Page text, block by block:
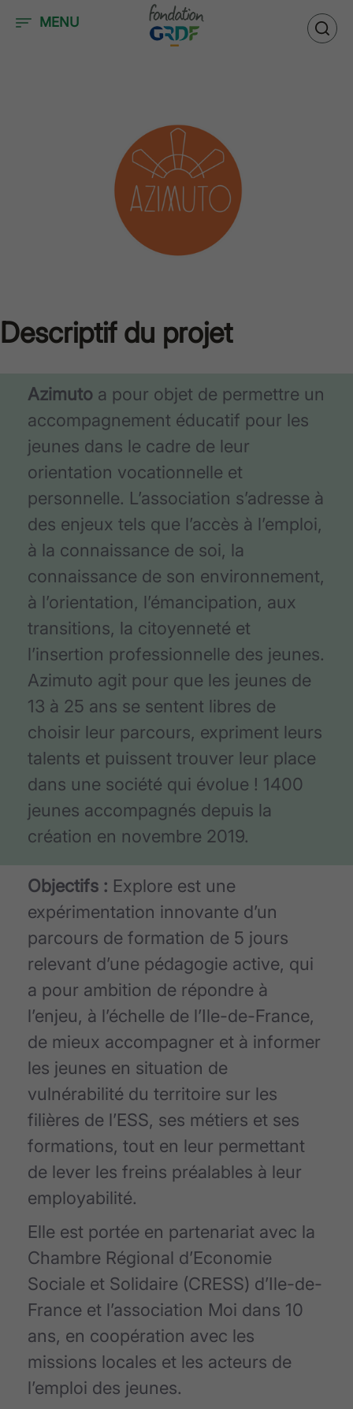
MENU
Descriptif du projet
Azimuto a pour objet de permettre un
accompagnement éducatif pour les
jeunes dans le cadre de leur
orientation vocationnelle et
personnelle. L’association s’adresse à
des enjeux tels que l’accès à l’emploi,
à la connaissance de soi, la
connaissance de son environnement,
à l’orientation, l’émancipation, aux
transitions, la citoyenneté et
l’insertion professionnelle des jeunes.
Azimuto agit pour que les jeunes de
13 à 25 ans se sentent libres de
choisir leur parcours, expriment leurs
talents et puissent trouver leur place
dans une société qui évolue ! 1400
jeunes accompagnés depuis la
création en novembre 2019.
Objectifs : Explore est une
expérimentation innovante d’un
parcours de formation de 5 jours
relevant d’une pédagogie active, qui
a pour ambition de répondre à
l’enjeu, à l’échelle de l’Ile-de-France,
de mieux accompagner et à informer
les jeunes en situation de
vulnérabilité du territoire sur les
filières de l’ESS, ses métiers et ses
formations, tout en leur permettant
de lever les freins préalables à leur
employabilité.
Elle est portée en partenariat avec la
Chambre Régional d’Economie
Sociale et Solidaire (CRESS) d’Ile-de-
France et l’association Moi dans 10
ans, en coopération avec les
missions locales et les acteurs de
l’emploi des jeunes.